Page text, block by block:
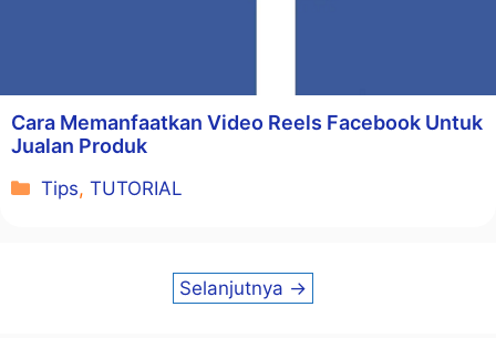
Cara Memanfaatkan Video Reels Facebook Untuk
Jualan Produk
Kategori
Tips,TUTORIAL
Selanjutnya →